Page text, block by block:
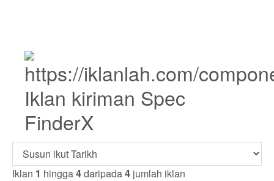
Iklan kiriman Spec
FinderX
Iklan 1 hingga4daripada4 jumlah iklan